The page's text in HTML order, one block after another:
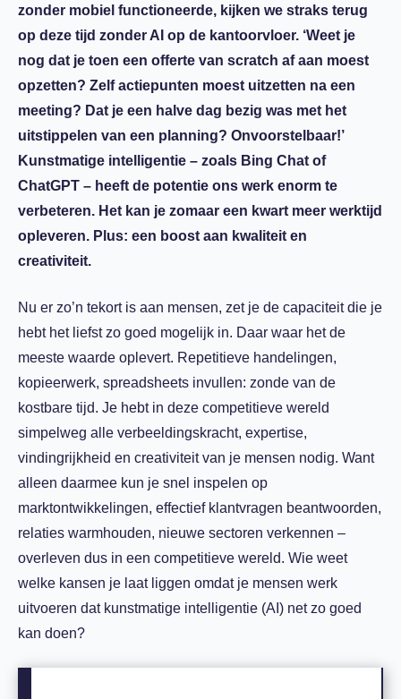
zonder mobiel functioneerde, kijken we straks terug
op deze tijd zonder AI op de kantoorvloer. ‘Weet je
nog dat je toen een offerte van scratch af aan moest
opzetten? Zelf actiepunten moest uitzetten na een
meeting? Dat je een halve dag bezig was met het
uitstippelen van een planning? Onvoorstelbaar!’
Kunstmatige intelligentie – zoals Bing Chat of
ChatGPT – heeft de potentie ons werk enorm te
verbeteren. Het kan je zomaar een kwart meer werktijd
opleveren. Plus: een boost aan kwaliteit en
creativiteit.
Nu er zo’n tekort is aan mensen, zet je de capaciteit die je
hebt het liefst zo goed mogelijk in. Daar waar het de
meeste waarde oplevert. Repetitieve handelingen,
kopieerwerk, spreadsheets invullen: zonde van de
kostbare tijd. Je hebt in deze competitieve wereld
simpelweg alle verbeeldingskracht, expertise,
vindingrijkheid en creativiteit van je mensen nodig. Want
alleen daarmee kun je snel inspelen op
marktontwikkelingen, effectief klantvragen beantwoorden,
relaties warmhouden, nieuwe sectoren verkennen –
overleven dus in een competitieve wereld. Wie weet
welke kansen je laat liggen omdat je mensen werk
uitvoeren dat kunstmatige intelligentie (AI) net zo goed
kan doen?